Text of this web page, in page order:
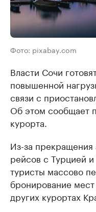
Фото: pixabay.com
Власти Сочи
повышенной
связи с
Об этом сообщает
курорта.
Из-за
рейсов с Турцией
туристы массово
бронирование
других курортах